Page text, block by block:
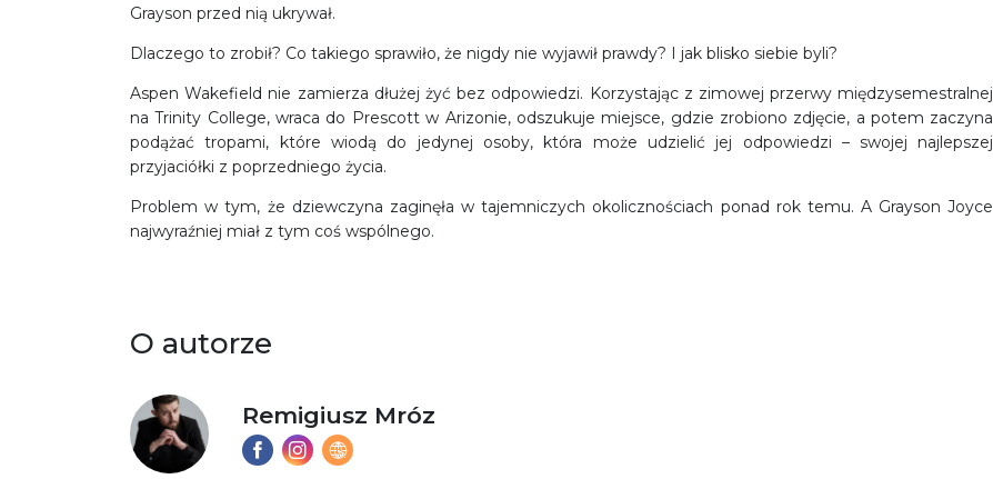
Grayson przed nią ukrywał.
Dlaczego to zrobił? Co takiego sprawiło, że nigdy nie wyjawił prawdy? I jak blisko siebie byli?
Aspen Wakefield nie zamierza dłużej żyć bez odpowiedzi. Korzystając z zimowej przerwy międzysemestralnej
na Trinity College, wraca do Prescott w Arizonie, odszukuje miejsce, gdzie zrobiono zdjęcie, a potem zaczyna
podążać tropami, które wiodą do jedynej osoby, która może udzielić jej odpowiedzi – swojej najlepszej
przyjaciółki z poprzedniego życia.
Problem w tym, że dziewczyna zaginęła w tajemniczych okolicznościach ponad rok temu. A Grayson Joyce
najwyraźniej miał z tym coś wspólnego.
O autorze
Remigiusz Mróz